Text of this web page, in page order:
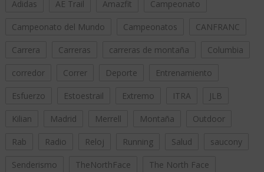
Adidas AE Trail Amazfit Campeonato
Campeonato del Mundo Campeonatos CANFRANC
Carrera Carreras carreras de montaña Columbia
corredor Correr Deporte Entrenamiento
Esfuerzo Estoestrail Extremo ITRA JLB
Kilian Madrid Merrell Montaña Outdoor
Rab Radio Reloj Running Salud saucony
Senderismo TheNorthFace The North Face